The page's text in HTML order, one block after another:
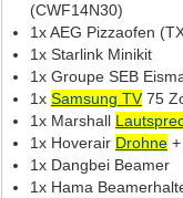
(CWF14N30)
1x AEG Pizzaofen
1x Starlink Minikit
1x Groupe SEB
1x Samsung TV75
1x Marshall
1x Hoverair Drohne
1x Dangbei Beamer
1x Hama